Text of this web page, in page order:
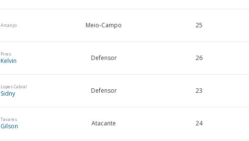
Arcanjo Meio-Campo 25
Pires
Kelvin Defensor 26
Lopes Cabral
Sidny Defensor 23
Tavares
Gilson Atacante 24